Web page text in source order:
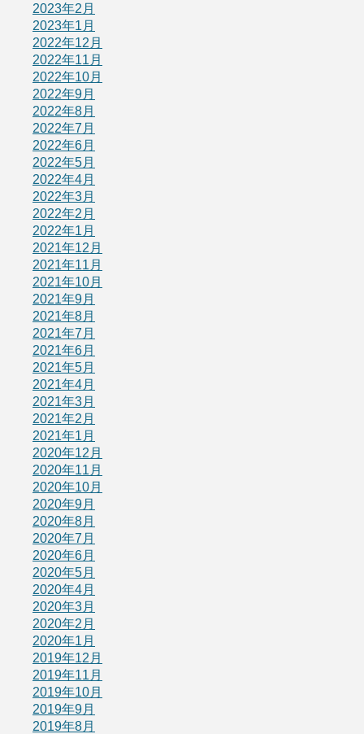
2023年2月
2023年1月
2022年12月
2022年11月
2022年10月
2022年9月
2022年8月
2022年7月
2022年6月
2022年5月
2022年4月
2022年3月
2022年2月
2022年1月
2021年12月
2021年11月
2021年10月
2021年9月
2021年8月
2021年7月
2021年6月
2021年5月
2021年4月
2021年3月
2021年2月
2021年1月
2020年12月
2020年11月
2020年10月
2020年9月
2020年8月
2020年7月
2020年6月
2020年5月
2020年4月
2020年3月
2020年2月
2020年1月
2019年12月
2019年11月
2019年10月
2019年9月
2019年8月